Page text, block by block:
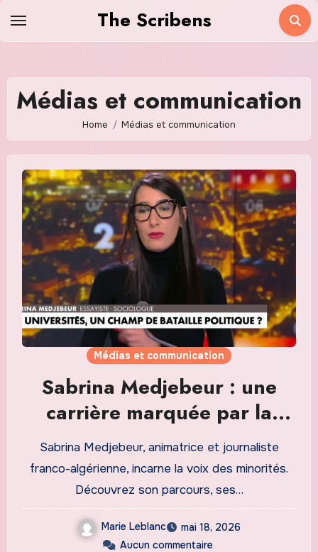
The Scribens
Médias et communication
Home Médias et communication
Médias et communication
Sabrina Medjebeur : une
carrière marquée par la
diversité et l’engagement
Sabrina Medjebeur, animatrice et journaliste
franco-algérienne, incarne la voix des minorités.
Découvrez son parcours, ses…
Marie Leblanc
mai 18, 2026
Aucun commentaire